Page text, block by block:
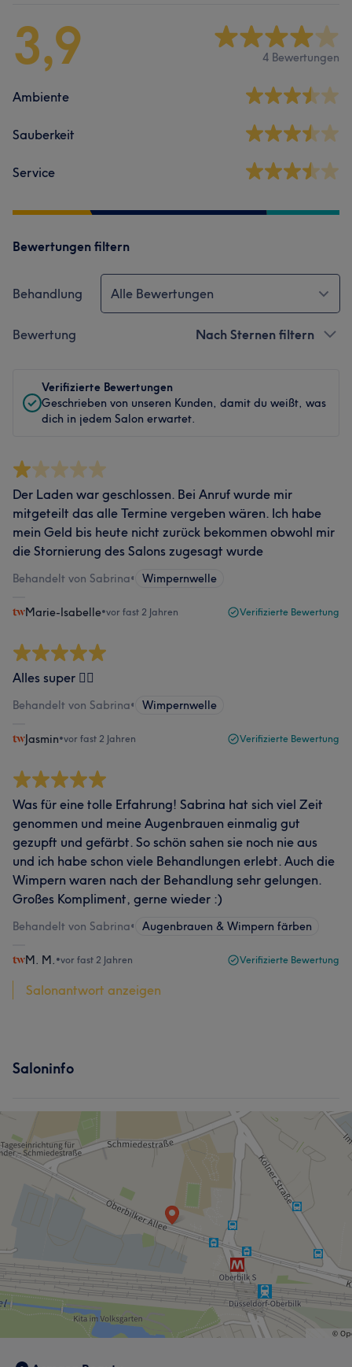
3,9 4 Bewertungen
Ambiente
Sauberkeit
Service
Bewertungen filtern
Behandlung Alle Bewertungen
Bewertung Nach Sternen filtern
Verifizierte Bewertungen
Geschrieben von unseren Kunden, damit du weißt, was
dich in jedem Salon erwartet.
Der Laden war geschlossen. Bei Anruf wurde mir
mitgeteilt das alle Termine vergeben wären. Ich habe
mein Geld bis heute nicht zurück bekommen obwohl mir
die Stornierung des Salons zugesagt wurde
Behandelt von Sabrina• Wimpernwelle
Marie-Isabelle•vor fast 2 Jahren Verifizierte Bewertung
Alles super 👍🏻
Behandelt von Sabrina• Wimpernwelle
Jasmin•vor fast 2 Jahren Verifizierte Bewertung
Was für eine tolle Erfahrung! Sabrina hat sich viel Zeit
genommen und meine Augenbrauen einmalig gut
gezupft und gefärbt. So schön sahen sie noch nie aus
und ich habe schon viele Behandlungen erlebt. Auch die
Wimpern waren nach der Behandlung sehr gelungen.
Großes Kompliment, gerne wieder :)
Behandelt von Sabrina• Augenbrauen & Wimpern färben
M. M. •vor fast 2 Jahren Verifizierte Bewertung
Salonantwort anzeigen
Saloninfo